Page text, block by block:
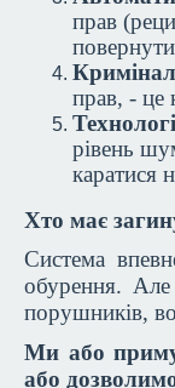
прав
прав, - це
рівень
каратися
Хто має
Система
обурення.
порушників,
Ми або
або